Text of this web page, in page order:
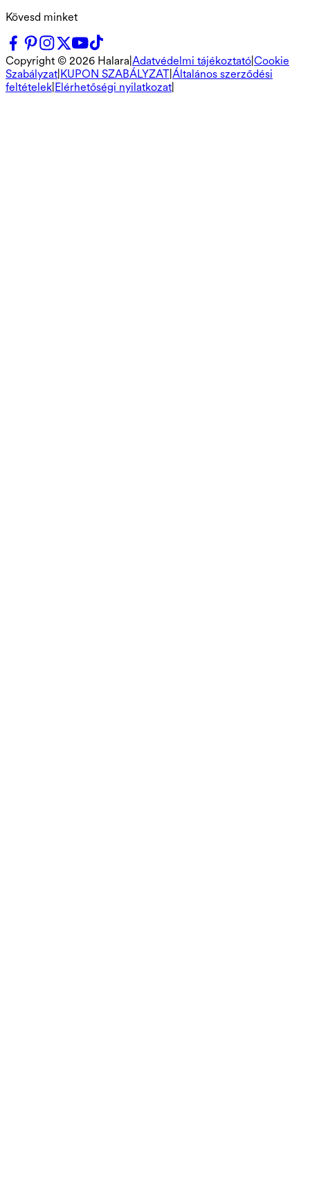
Kövesd minket
Copyright © 2026 Halara Adatvédelmi tájékoztató Cookie
Szabályzat KUPON SZABÁLYZAT Általános szerződési
feltételek Elérhetőségi nyilatkozat